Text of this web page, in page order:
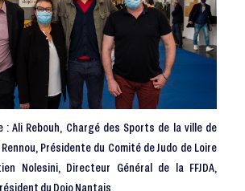
: Ali Rebouh, Chargé des Sports de la ville de
Présidente du Comité de Judo de Loire
Nolesini, Directeur Général de la FFJDA,
du Dojo Nantais